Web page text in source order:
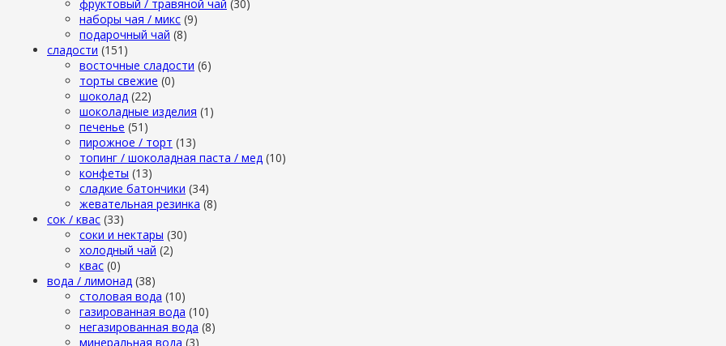
фруктовый / травяной чай (30)
наборы чая / микс (9)
подарочный чай (8)
сладости (151)
восточные сладости (6)
торты свежие (0)
шоколад (22)
шоколадные изделия (1)
печенье (51)
пирожное / торт (13)
топинг / шоколадная паста / мед (10)
конфеты (13)
сладкие батончики (34)
жевательная резинка (8)
сок / квас (33)
соки и нектары (30)
холодный чай (2)
квас (0)
вода / лимонад (38)
столовая вода (10)
газированная вода (10)
негазированная вода (8)
минеральная вода (3)